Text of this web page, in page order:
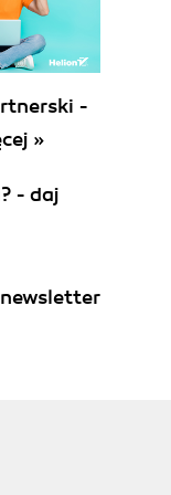
(61)
danych
-
»
- daj